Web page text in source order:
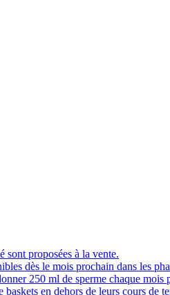
proposées à la vente.
dès le mois prochain dans les
250 ml de sperme chaque mois
en dehors de leurs cours de